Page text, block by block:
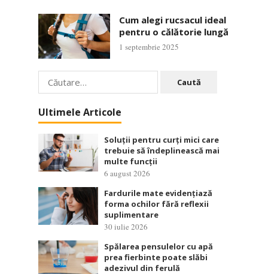
Cum alegi rucsacul ideal
pentru o călătorie lungă
1 septembrie 2025
Caută
după:
Ultimele Articole
Soluții pentru curți mici care
trebuie să îndeplinească mai
multe funcții
6 august 2026
Fardurile mate evidențiază
forma ochilor fără reflexii
suplimentare
30 iulie 2026
Spălarea pensulelor cu apă
prea fierbinte poate slăbi
adezivul din ferulă